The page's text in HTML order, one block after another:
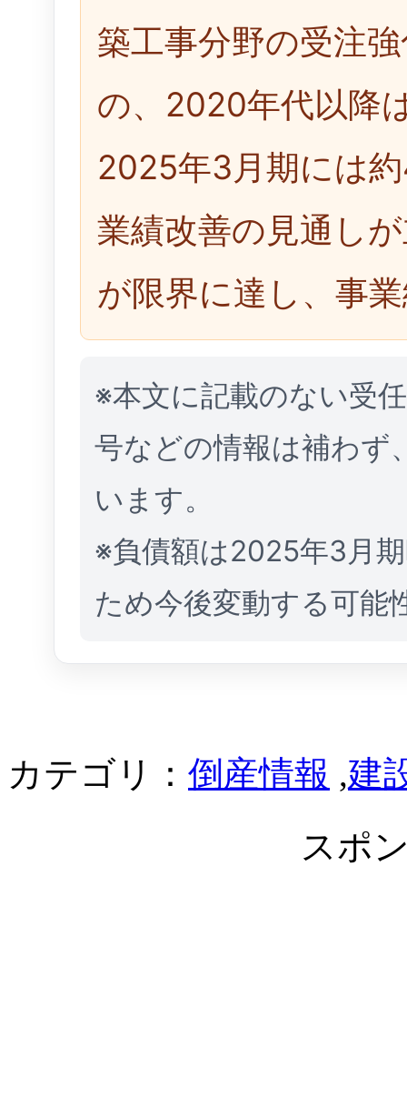
築工事分野の受注
の、2020年代以降
2025年3月期には
業績改善の見通し
が限界に達し、事
※本文に記載のない受
号などの情報は補わず
います。
※負債額は2025年3月
ため今後変動する可能
カテゴリ： 倒産情報 ,建
スポ